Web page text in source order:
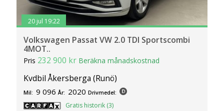
20 jul 19:22
Volkswagen Passat VW 2.0 TDI Sportscombi
4MOT..
Pris 232 900 kr Beräkna månadskostnad
Kvdbil Åkersberga (Runö)
Mil: 9 096 År: 2020 Drivmedel:
Gratis historik (3)